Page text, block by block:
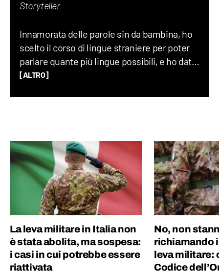
Storyteller
Innamorata delle parole sin da bambina, ho
scelto il corso di lingue straniere per poter
parlare quante più lingue possibili, e ho dato
sfogo alla mia vena loquace grazie alla radio
scattare una fotografia!
[ALTRO]
La leva militare in Italia non
è stata abolita, ma sospesa:
i casi in cui potrebbe essere
riattivata
No, non
richiamando
leva militare:
Codice